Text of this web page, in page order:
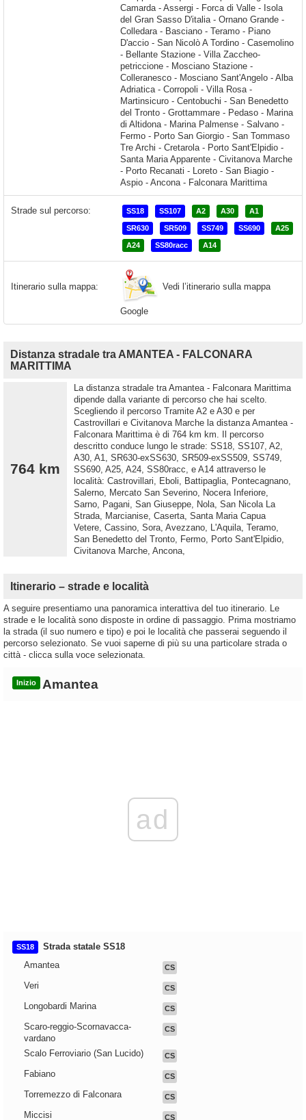
Strade sul percorso: SS18 SS107 A2 A30 A1
SR630 SR509 SS749 SS690 A25
A24 SS80racc A14
Itinerario sulla mappa: Vedi l’itinerario sulla mappa
Google
Distanza stradale tra AMANTEA - FALCONARA
MARITTIMA
764 km
La distanza stradale tra Amantea - Falconara Marittima
dipende dalla variante di percorso che hai scelto.
Scegliendo il percorso Tramite A2 e A30 e per
Castrovillari e Civitanova Marche la distanza Amantea -
Falconara Marittima è di 764 km km. Il percorso
descritto conduce lungo le strade: SS18, SS107, A2,
A30, A1, SR630-exSS630, SR509-exSS509, SS749,
SS690, A25, A24, SS80racc, e A14 attraverso le
località: Castrovillari, Eboli, Battipaglia, Pontecagnano,
Salerno, Mercato San Severino, Nocera Inferiore,
Sarno, Pagani, San Giuseppe, Nola, San Nicola La
Strada, Marcianise, Caserta, Santa Maria Capua
Vetere, Cassino, Sora, Avezzano, L'Aquila, Teramo,
San Benedetto del Tronto, Fermo, Porto Sant'Elpidio,
Civitanova Marche, Ancona,
Itinerario – strade e località
A seguire presentiamo una panoramica interattiva del tuo itinerario. Le
strade e le località sono disposte in ordine di passaggio. Prima mostriamo
la strada (il suo numero e tipo) e poi le località che passerai seguendo il
percorso selezionato. Se vuoi saperne di più su una particolare strada o
città - clicca sulla voce selezionata.
Inizio Amantea
ad
SS18
Strada statale SS18
Amantea
CS
Veri CS
Longobardi Marina CS
Scaro-reggio-Scornavacca-
vardano
CS
Scalo Ferroviario (San Lucido) CS
Fabiano CS
Torremezzo di Falconara CS
Miccisi CS